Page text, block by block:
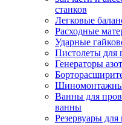
станков
Легковые
Расходные
Ударные
Пистолеты для
Генераторы
Ванны для
ванны
Резервуары для